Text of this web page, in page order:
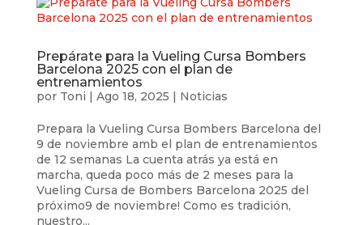
Prepárate para la Vueling Cursa Bombers
Barcelona 2025 con el plan de
entrenamientos
por Toni Ago 18, 2025 Noticias
Prepara la Vueling Cursa Bombers Barcelona del
9 de noviembre amb el plan de entrenamientos
de 12 semanas La cuenta atrás ya está en
marcha, queda poco más de 2 meses para la
Vueling Cursa de Bombers Barcelona 2025 del
próximo9 de noviembre! Como es tradición,
nuestro...